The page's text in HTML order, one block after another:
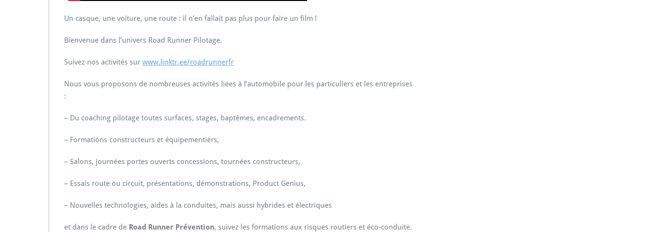
Un casque, une voiture, une route : il n’en fallait pas plus pour faire un film !
Bienvenue dans l’univers Road Runner Pilotage.
Suivez nos activités sur www.linktr.ee/roadrunnerfr
Nous vous proposons de nombreuses activités liées à l’automobile pour les particuliers et les entreprises
:
– Du coaching pilotage toutes surfaces, stages, baptêmes, encadrements.
– Formations constructeurs et équipementiers,
– Salons, journées portes ouverts concessions, tournées constructeurs,
– Essais route ou circuit, présentations, démonstrations, Product Genius,
– Nouvelles technologies, aides à la conduites, mais aussi hybrides et électriques
et dans le cadre de Road Runner Prévention, suivez les formations aux risques routiers et éco-conduite.